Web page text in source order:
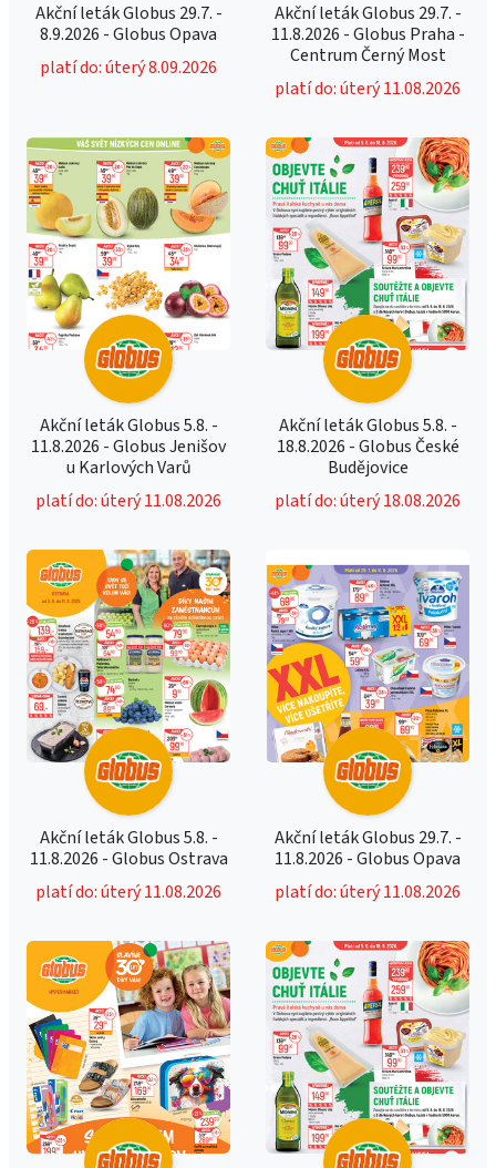
Akční leták Globus 29.7. -
8.9.2026 - Globus Opava
platí do: úterý 8.09.2026
Akční leták Globus 29.7. -
11.8.2026 - Globus Praha -
Centrum Černý Most
platí do: úterý 11.08.2026
Akční leták Globus 5.8. -
11.8.2026 - Globus Jenišov
u Karlových Varů
platí do: úterý 11.08.2026
Akční leták Globus 5.8. -
18.8.2026 - Globus České
Budějovice
platí do: úterý 18.08.2026
Akční leták Globus 5.8. -
11.8.2026 - Globus Ostrava
platí do: úterý 11.08.2026
Akční leták Globus 29.7. -
11.8.2026 - Globus Opava
platí do: úterý 11.08.2026